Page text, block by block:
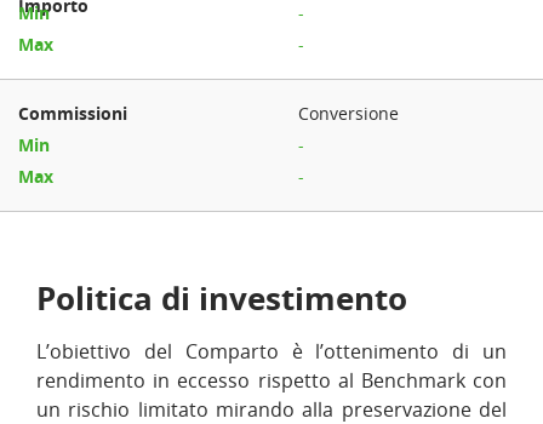
-
-
Conversione
-
-
Politica di investimento
L’obiettivo del Comparto è l’ottenimento di un
rendimento in eccesso rispetto al Benchmark con
un rischio limitato mirando alla preservazione del